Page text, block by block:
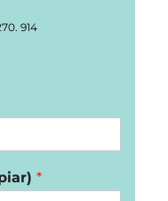
914
*